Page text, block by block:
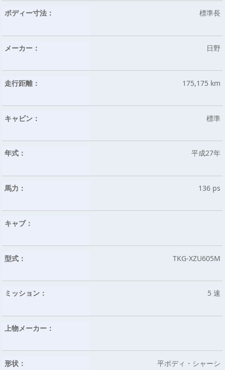
ボディー寸法： 標準長
メーカー： 日野
走行距離： 175,175 km
キャビン： 標準
年式： 平成27年
馬力： 136 ps
キャブ：
型式： TKG-XZU605M
ミッション： 5 速
上物メーカー：
形状： 平ボディ・シャーシ